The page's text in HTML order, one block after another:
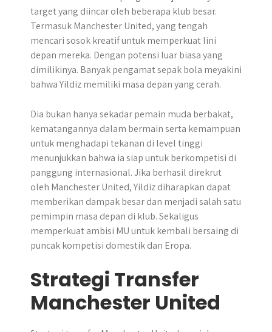
target yang diincar oleh beberapa klub besar.
Termasuk Manchester United, yang tengah
mencari sosok kreatif untuk memperkuat lini
depan mereka. ​Dengan potensi luar biasa yang
dimilikinya. Banyak pengamat sepak bola meyakini
bahwa Yildiz memiliki masa depan yang cerah.​
Dia bukan hanya sekadar pemain muda berbakat,
kematangannya dalam bermain serta kemampuan
untuk menghadapi tekanan di level tinggi
menunjukkan bahwa ia siap untuk berkompetisi di
panggung internasional. Jika berhasil direkrut
oleh Manchester United, Yildiz diharapkan dapat
memberikan dampak besar dan menjadi salah satu
pemimpin masa depan di klub. Sekaligus
memperkuat ambisi MU untuk kembali bersaing di
puncak kompetisi domestik dan Eropa.
Strategi Transfer
Manchester United